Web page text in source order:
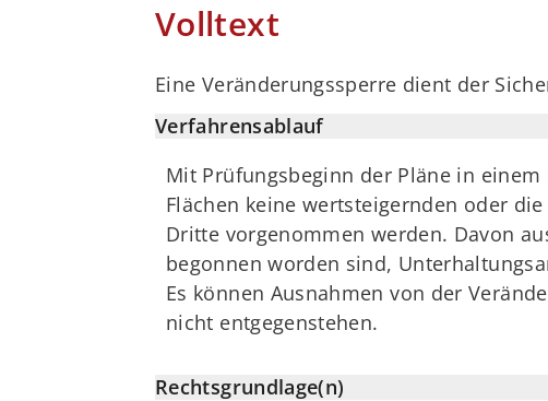
Volltext
Eine Veränderungssperre dient der
Verfahrensablauf
Mit Prüfungsbeginn der Pläne in
Flächen keine wertsteigernden oder
Dritte vorgenommen werden. Davon
begonnen worden sind,
Es können Ausnahmen von der
nicht entgegenstehen.
Rechtsgrundlage(n)